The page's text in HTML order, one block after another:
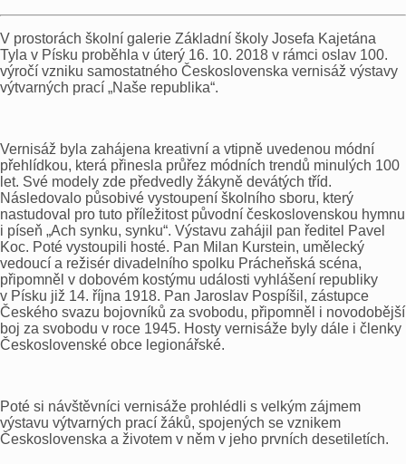
V prostorách školní galerie Základní školy Josefa Kajetána
Tyla v Písku proběhla v úterý 16. 10. 2018 v rámci oslav 100.
výročí vzniku samostatného Československa vernisáž výstavy
výtvarných prací „Naše republika“.
Vernisáž byla zahájena kreativní a vtipně uvedenou módní
přehlídkou, která přinesla průřez módních trendů minulých 100
let. Své modely zde předvedly žákyně devátých tříd.
Následovalo působivé vystoupení školního sboru, který
nastudoval pro tuto příležitost původní československou hymnu
i píseň „Ach synku, synku“. Výstavu zahájil pan ředitel Pavel
Koc. Poté vystoupili hosté. Pan Milan Kurstein, umělecký
vedoucí a režisér divadelního spolku Prácheňská scéna,
připomněl v dobovém kostýmu události vyhlášení republiky
v Písku již 14. října 1918. Pan Jaroslav Pospíšil, zástupce
Českého svazu bojovníků za svobodu, připomněl i novodobější
boj za svobodu v roce 1945. Hosty vernisáže byly dále i členky
Československé obce legionářské.
Poté si návštěvníci vernisáže prohlédli s velkým zájmem
výstavu výtvarných prací žáků, spojených se vznikem
Československa a životem v něm v jeho prvních desetiletích.